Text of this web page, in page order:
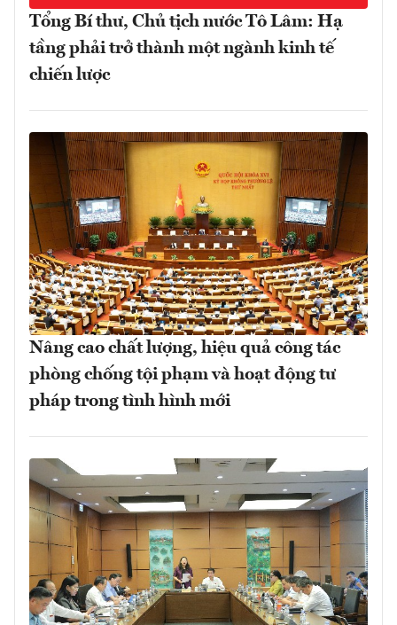
Tổng Bí thư, Chủ tịch nước Tô Lâm: Hạ
tầng phải trở thành một ngành kinh tế
chiến lược
Nâng cao chất lượng, hiệu quả công tác
phòng chống tội phạm và hoạt động tư
pháp trong tình hình mới